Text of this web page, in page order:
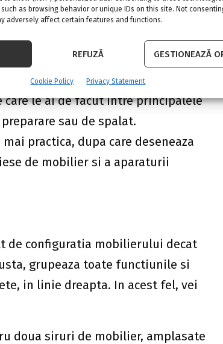
as browsing behavior or unique IDs on this site. Not
adversely affect certain features and functions.
REFUZĂ GESTIONEAZĂ
Cookie Policy Privacy Statement
te poti bucura de o astfel de
de mobilier si aparatura
mobilierului, inainte de
care le ai de facut intre principalele
sau de spalat.
practica, dupa care deseneaza
de mobilier si a aparaturii
de configuratia mobilierului decat
grupeaza toate functiunile si
in linie dreapta. In acest fel, vei
doua siruri de mobilier, amplasate